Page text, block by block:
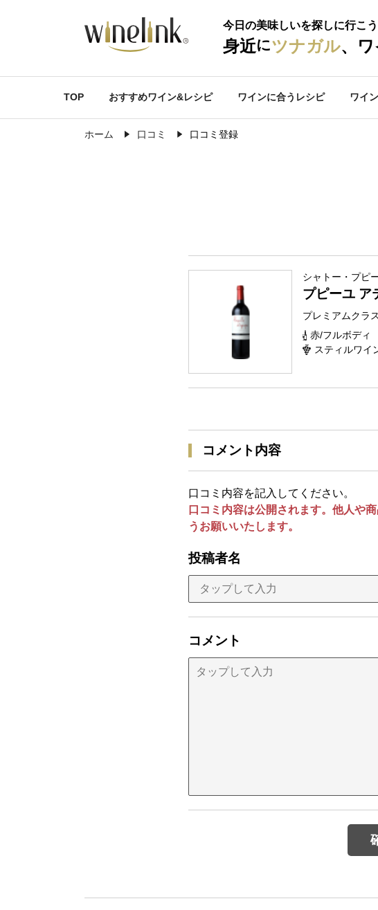
今日の美味しいを探しに行こう
身近にツナガル、
TOP おすすめワイン&レシピ ワインに合うレシピ ワイ
ホーム 口コミ 口コミ登録
シャトー・プピ
プピーユ ア
プレミアムクラス
赤/フルボディ
スティルワイ
コメント内容
口コミ内容を記入してください。
口コミ内容は公開されます。他人や
うお願いいたします。
投稿者名
コメント